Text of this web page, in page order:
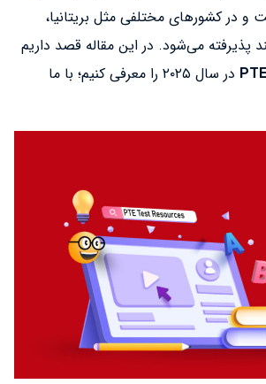
در کشورهای مختلفی مثل بریتانیا،
پذیرفته می‌شود. در این مقاله قصد داریم
در سال ۲۰۲۵ را معرفی کنیم؛ با ما